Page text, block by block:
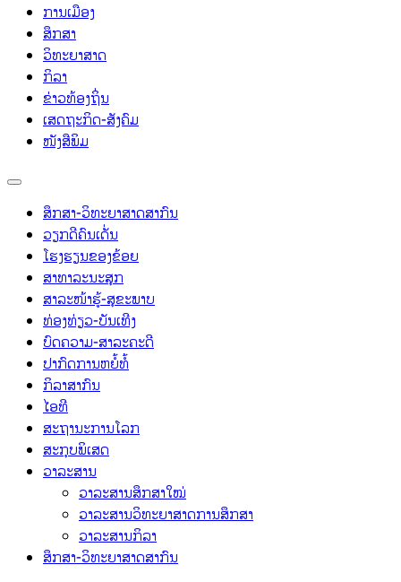
ການເມືອງ
ສຶກສາ
ວິທະຍາສາດ
ກິລາ
ຂ່າວທ້ອງຖິ່ນ
ເສດຖະກິດ-ສັງຄົມ
ໜັງສືພິມ
ສຶກສາ-ວິທະຍາສາດສາກົນ
ວຽກດີຄົນເດັ່ນ
ໂຮງຮຽນຂອງຂ້ອຍ
ສາທາລະນະສຸກ
ສາລະໜ້າຮູ້-ສຸຂະພາບ
ທ່ອງທ່ຽວ-ບັນເທີງ
ບົດຄວາມ-ສາລະຄະດີ
ປາກົດການຫຍໍ້ທໍ້
ກິລາສາກົນ
ໄອທີ
ສະຖານະການໂລກ
ສະກຸບພິເສດ
ວາລະສານ
ວາລະສານສຶກສາໃໝ່
ວາລະສານວິທະຍາສາດການສຶກສາ
ວາລະສານກິລາ
ສຶກສາ-ວິທະຍາສາດສາກົນ